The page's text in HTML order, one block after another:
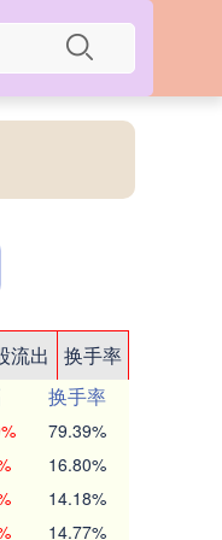
流出
换手率
换手率
79.39%
16.80%
14.18%
14.77%